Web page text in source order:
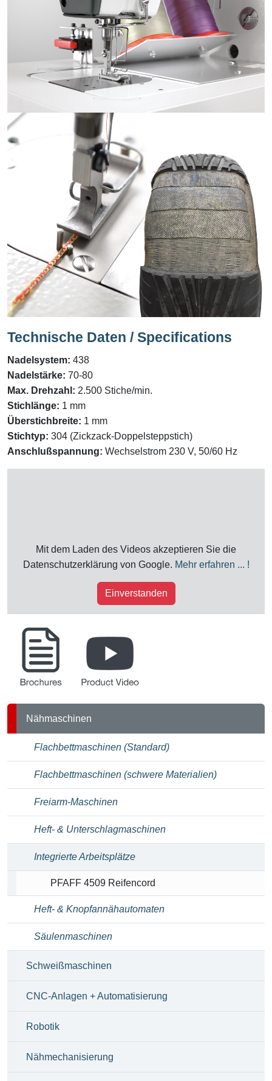
Technische Daten / Specifications
Nadelsystem: 438
Nadelstärke: 70-80
Max. Drehzahl: 2.500 Stiche/min.
Stichlänge: 1 mm
Überstichbreite: 1 mm
Stichtyp: 304 (Zickzack-Doppelsteppstich)
Anschlußspannung: Wechselstrom 230 V, 50/60 Hz
Mit dem Laden des Videos akzeptieren Sie die
Datenschutzerklärung von Google. Mehr erfahren ... !
Einverstanden
Nähmaschinen
Flachbettmaschinen (Standard)
Flachbettmaschinen (schwere Materialien)
Freiarm-Maschinen
Heft- & Unterschlagmaschinen
Integrierte Arbeitsplätze
PFAFF 4509 Reifencord
Heft- & Knopfannähautomaten
Säulenmaschinen
Schweißmaschinen
CNC-Anlagen + Automatisierung
Robotik
Nähmechanisierung